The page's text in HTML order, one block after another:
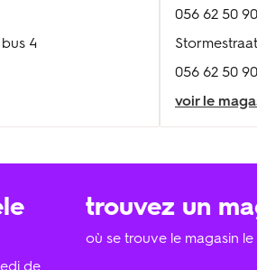
4
056 62 50 90
056 62 50 90
voir le
de
trouvez un
où se trouve le magasin